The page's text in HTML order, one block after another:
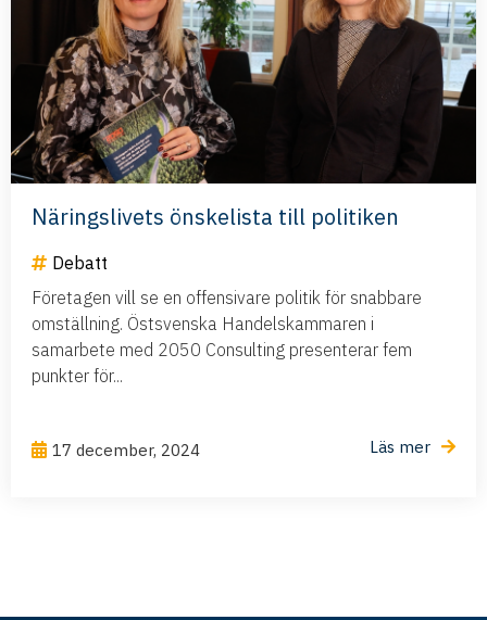
Näringslivets önskelista till politiken
Debatt
Företagen vill se en offensivare politik för snabbare
omställning. Östsvenska Handelskammaren i
samarbete med 2050 Consulting presenterar fem
punkter för...
17 december, 2024 Läs mer